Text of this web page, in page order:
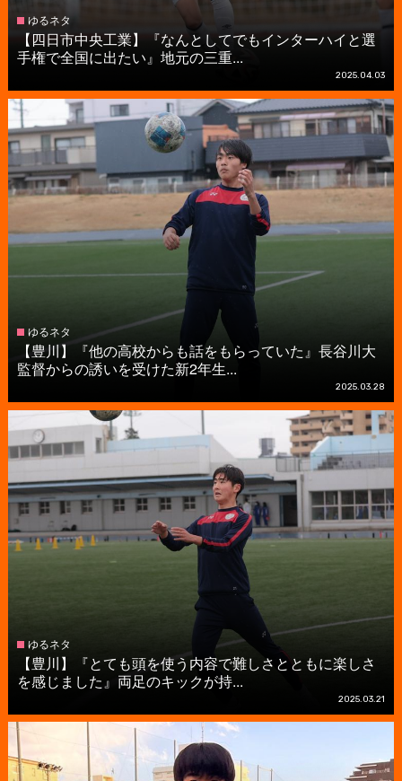
ゆるネタ
【四日市中央工業】『なんとしてでもインターハイと選
手権で全国に出たい』地元の三重...
2025.04.03
ゆるネタ
【豊川】『他の高校からも話をもらっていた』長谷川大
監督からの誘いを受けた新2年生...
2025.03.28
ゆるネタ
【豊川】『とても頭を使う内容で難しさとともに楽しさ
を感じました』両足のキックが持...
2025.03.21